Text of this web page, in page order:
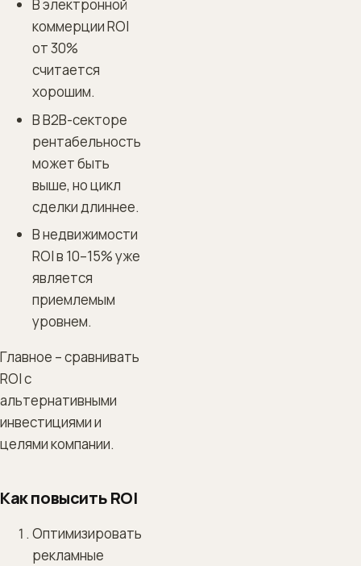
В электронной
коммерции ROI
от 30%
считается
хорошим.
В B2B-секторе
рентабельность
может быть
выше, но цикл
сделки длиннее.
В недвижимости
ROI в 10–15% уже
является
приемлемым
уровнем.
Главное – сравнивать
ROI с
альтернативными
инвестициями и
целями компании.
Как повысить ROI
Оптимизировать
рекламные